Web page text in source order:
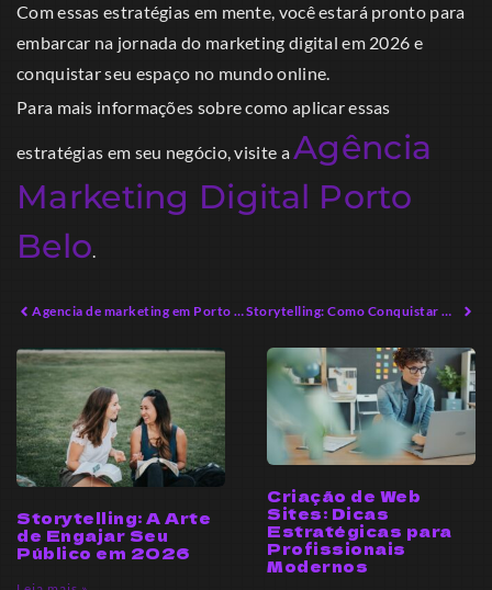
Com essas estratégias em mente, você estará pronto para
embarcar na jornada do marketing digital em 2026 e
conquistar seu espaço no mundo online.
Para mais informações sobre como aplicar essas
estratégias em seu negócio, visite aAgência
Marketing Digital Porto
Belo.
Agencia de marketing em Porto Belo: Inovações para o Sucesso Local Storytelling: Como Conquistar Audiências e Vender Mais
Storytelling: A Arte
de Engajar Seu
Público em 2026
Criação de Web
Sites: Dicas
Estratégicas para
Profissionais
Modernos